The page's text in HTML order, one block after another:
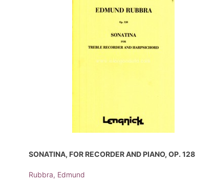
SONATINA, FOR RECORDER AND PIANO, OP. 128
Rubbra, Edmund